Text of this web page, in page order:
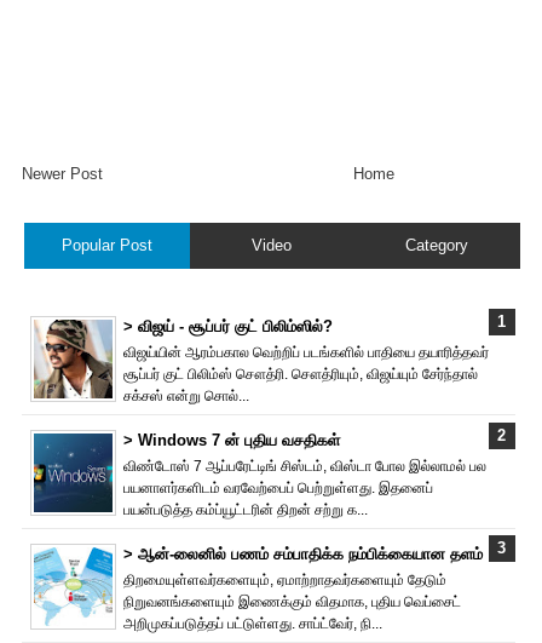
Newer Post Home
Popular Post Video Category
> விஜய் - சூப்பர் குட் பிலிம்ஸில்?
விஜய்யின் ஆரம்பகால வெற்றிப் படங்களில் பாதியை தயா‌ரித்தவர்
சூப்பர் குட் பிலிம்ஸ் சௌத்‌ரி. சௌத்‌ரியும், விஜய்யும் சேர்ந்தால்
சக்சஸ் என்று சொல்...
> Windows 7 ன் புதிய வசதிகள்
விண்டோஸ் 7 ஆப்பரேட்டிங் சிஸ்டம், விஸ்டா போல இல்லாமல் பல
பயனாளர்களிடம் வரவேற்பைப் பெற்றுள்ளது. இதனைப்
பயன்படுத்த கம்ப்யூட்டரின் திறன் சற்று க...
> ஆன்-லைனில் பணம் சம்பாதிக்க நம்பிக்கையான தளம்
திறமையுள்ளவர்களையும், ஏமாற்றாதவர்களையும் தேடும்
நிறுவனங்களையும் இணைக்கும் விதமாக, புதிய வெப்சைட்
அறிமுகப்படுத்தப் பட்டுள்ளது. சாப்ட்வேர், நி...